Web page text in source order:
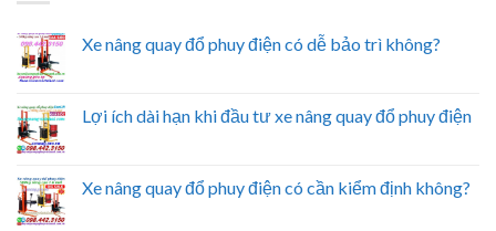
Xe nâng quay đổ phuy điện có dễ bảo trì không?
Lợi ích dài hạn khi đầu tư xe nâng quay đổ phuy điện
Xe nâng quay đổ phuy điện có cần kiểm định không?